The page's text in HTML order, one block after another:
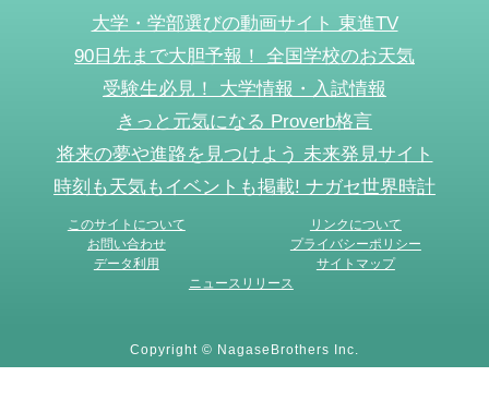
大学・学部選びの動画サイト 東進TV
90日先まで大胆予報！ 全国学校のお天気
受験生必見！ 大学情報・入試情報
きっと元気になる Proverb格言
将来の夢や進路を見つけよう 未来発見サイト
時刻も天気もイベントも掲載! ナガセ世界時計
このサイトについて
リンクについて
お問い合わせ
プライバシーポリシー
データ利用
サイトマップ
ニュースリリース
Copyright © NagaseBrothers Inc.